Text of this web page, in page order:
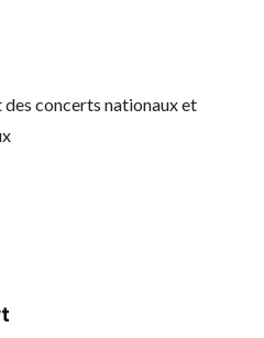
des concerts nationaux et